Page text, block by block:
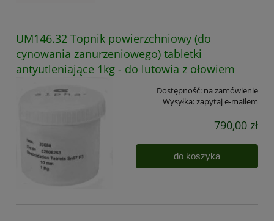
UM146.32 Topnik powierzchniowy (do
cynowania zanurzeniowego) tabletki
antyutleniające 1kg - do lutowia z ołowiem
Dostępność: na zamówienie
Wysyłka:zapytaj e-mailem
790,00 zł
do koszyka